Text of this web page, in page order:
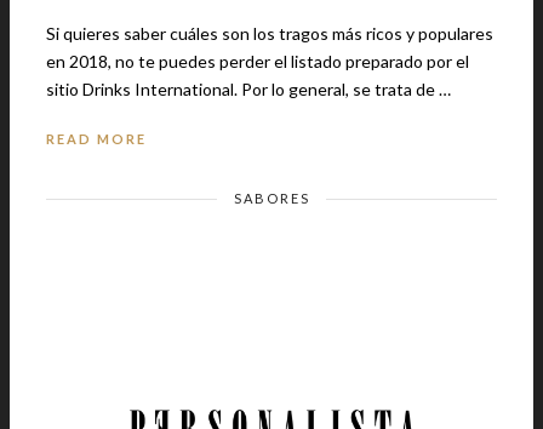
Si quieres saber cuáles son los tragos más ricos y populares
en 2018, no te puedes perder el listado preparado por el
sitio Drinks International. Por lo general, se trata de …
READ MORE
SABORES